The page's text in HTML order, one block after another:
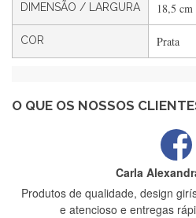
DIMENSÃO / LARGURA 18,5 cm
COR Prata
O QUE OS NOSSOS
estrelas
Carla
Produtos de qualidade, design
e atencioso e entregas